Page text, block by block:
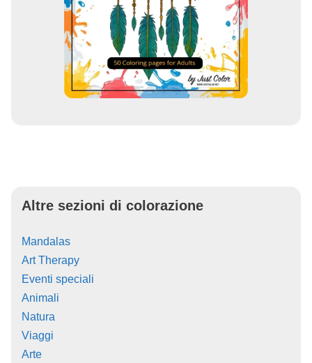
Altre sezioni di colorazione
Mandalas
Art Therapy
Eventi speciali
Animali
Natura
Viaggi
Arte